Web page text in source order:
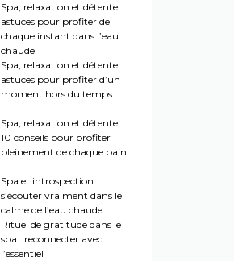
Spa, relaxation et détente :
astuces pour profiter de
chaque instant dans l’eau
chaude
Spa, relaxation et détente :
astuces pour profiter d’un
moment hors du temps
Spa, relaxation et détente :
10 conseils pour profiter
pleinement de chaque bain
Spa et introspection :
s’écouter vraiment dans le
calme de l’eau chaude
Rituel de gratitude dans le
spa : reconnecter avec
l’essentiel